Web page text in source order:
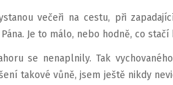
večeři na cestu, při
Je to málo, nebo hodně, co
se nenaplnily. Tak
takové vůně, jsem ještě nikdy